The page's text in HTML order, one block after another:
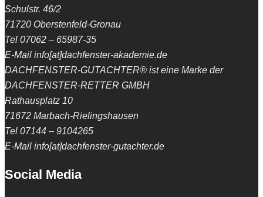
Schulstr. 46/2
71720 Oberstenfeld-Gronau
Tel 07062 – 65987-35
E-Mail info[at]dachfenster-akademie.de
DACHFENSTER-GUTACHTER® ist eine Marke der
DACHFENSTER-RETTER GMBH
Rathausplatz 10
71672 Marbach-Rielingshausen
Tel 07144 – 9104265
E-Mail info[at]dachfenster-gutachter.de
Social Media